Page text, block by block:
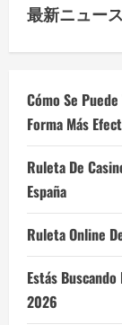
最新ニュース
Cómo Se
Forma Más
Ruleta De
España
Ruleta Online
Estás
2026